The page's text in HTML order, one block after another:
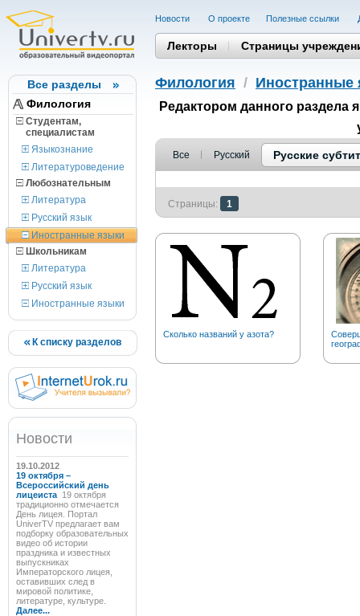
Все разделы
Филология
Студентам,
cпециалистам
Языкознание
Литературоведение
Любознательным
Литература
Русский язык
Иностранные языки
Школьникам
Литература
Русский язык
Иностранные языки
К списку разделов
Новости
19.10.2012
19 октября –
Всероссийский день
лицеиста 19 октября
традиционно отмечается
День лицея. Портал
UniverTV предлагает вам
подборку образовательных
видео об истории
праздника и известных
выпускниках
Императорского лицея,
оставивших след в
мировой политике,
литературе, культуре.
Далее...
Новости О проекте Полезные cсылки
Лекторы Страницы
Филология / Иностранные
Редактором данного раздела
Все Русский Русские
Страницы: 1
Сколько названий у азота?